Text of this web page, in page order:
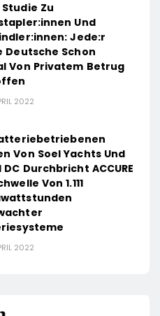
Zu
Und
Jede:r
Deutsche Schon
Von Privatem Betrug
2022
Von Soel Yachts Und
DC Durchbricht ACCURE
Von 1.111
2022